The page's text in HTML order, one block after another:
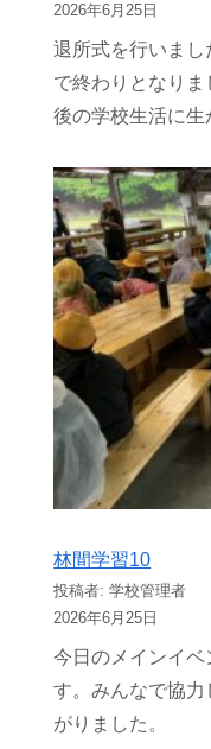
2026年6月25日
退所式を行いま
で終わりとなり
後の学校生活に生
林間学習10
投稿者: 学校管理者
2026年6月25日
今日のメインイ
す。みんなで協
がりました。